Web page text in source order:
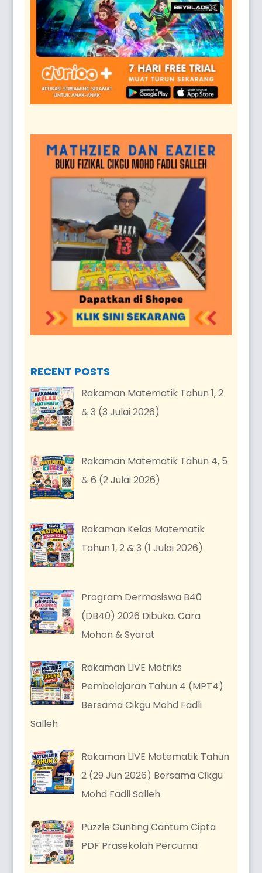
RECENT POSTS
Rakaman Matematik Tahun 1, 2
& 3 (3 Julai 2026)
Rakaman Matematik Tahun 4, 5
& 6 (2 Julai 2026)
Rakaman Kelas Matematik
Tahun 1, 2 & 3 (1 Julai 2026)
Program Dermasiswa B40
(DB40) 2026 Dibuka. Cara
Mohon & Syarat
Rakaman LIVE Matriks
Pembelajaran Tahun 4 (MPT4)
Bersama Cikgu Mohd Fadli
Salleh
Rakaman LIVE Matematik Tahun
2 (29 Jun 2026) Bersama Cikgu
Mohd Fadli Salleh
Puzzle Gunting Cantum Cipta
PDF Prasekolah Percuma